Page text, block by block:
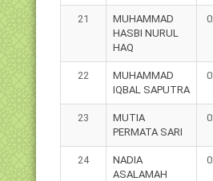
21
MUHAMMAD
HASBI NURUL
HAQ
22
MUHAMMAD
IQBAL SAPUTRA
23
MUTIA
PERMATA SARI
24
NADIA
ASALAMAH